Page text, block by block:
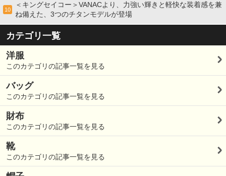
10
＜キングセイコー＞VANACより、力強い輝きと軽快な装着感を兼
ね備えた、3つのチタンモデルが登場
カテゴリ一覧
洋服
このカテゴリの記事一覧を見る
バッグ
このカテゴリの記事一覧を見る
財布
このカテゴリの記事一覧を見る
靴
このカテゴリの記事一覧を見る